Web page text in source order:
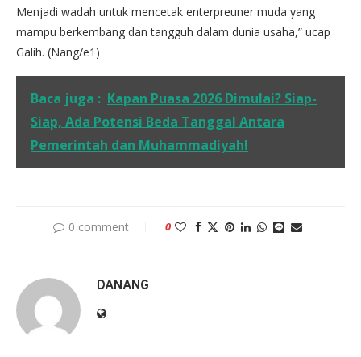
Menjadi wadah untuk mencetak enterpreuner muda yang
mampu berkembang dan tangguh dalam dunia usaha,” ucap
Galih. (Nang/e1)
Baca juga : Kapan Puasa 2026 Dimulai? Siap-
Siap, Ada Potensi Beda Tanggal Antara
Pemerintah dan Muhammadiyah!
0 comment 0
DANANG